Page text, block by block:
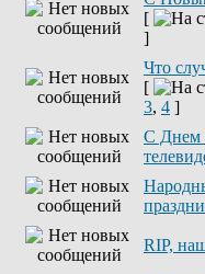
[
]
Что
[
3, 4 ]
C Днем
RIP,